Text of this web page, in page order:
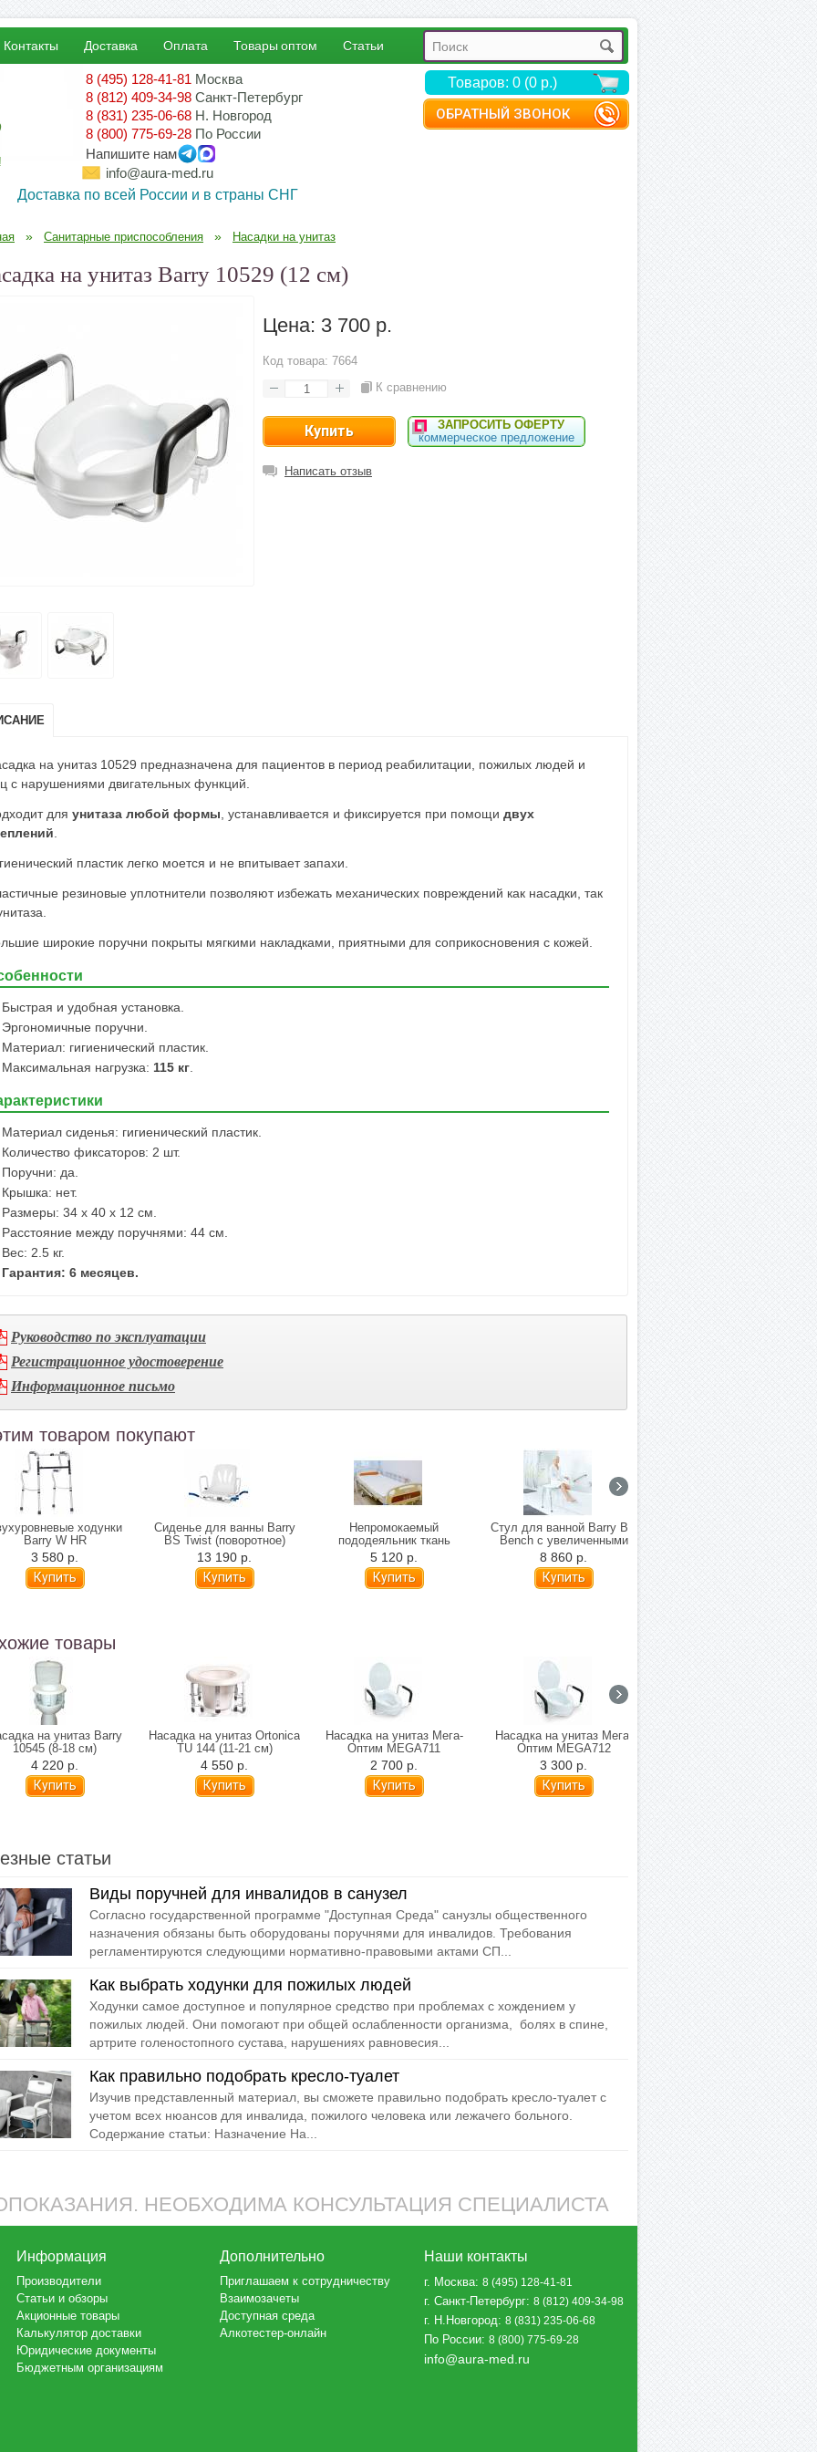
ОБРАТНЫЙ ЗВОНОК
Контакты Доставка Оплата Товары оптом Статьи
8 (495) 128-41-81 Москва
8 (812) 409-34-98 Санкт-Петербург
8 (831) 235-06-68 Н. Новгород
8 (800) 775-69-28 По России
Напишите нам
info@aura-med.ru
Доставка по всей России и в страны СНГ
Товаров: 0 (0 р.)
» Санитарные приспособления » Насадки на унитаз
на унитаз Barry 10529 (12 см)
Цена: 3 700 р.
Код товара: 7664
К сравнению
ЗАПРОСИТЬ ОФЕРТУ
коммерческое предложение
Написать отзыв
на унитаз 10529 предназначена для пациентов в период реабилитации, пожилых людей и
с нарушениями двигательных функций.
для унитаза любой формы , устанавливается и фиксируется при помощи двух
пластик легко моется и не впитывает запахи.
резиновые уплотнители позволяют избежать механических повреждений как насадки, так
широкие поручни покрыты мягкими накладками, приятными для соприкосновения с кожей.
Быстрая и удобная установка.
Эргономичные поручни.
Материал: гигиенический пластик.
Максимальная нагрузка: 115 кг
Материал сиденья: гигиенический пластик.
Количество фиксаторов: 2 шт.
Поручни: да.
Крышка: нет.
Размеры: 34 х 40 х 12 см.
Расстояние между поручнями: 44 см.
Вес: 2.5 кг.
Гарантия: 6 месяцев.
Руководство по эксплуатации
Регистрационное удостоверение
Информационное письмо
товаром покупают
ходунки
Barry W HR
3 580 р.
Сиденье для ванны Barry
BS Twist (поворотное)
13 190 р.
Непромокаемый
пододеяльник ткань
Dahlia/Bielastic
(клеенчатая верхняя
часть) NPB018R
5 120 р.
Стул для ванной Barry BS
Bench с увеличенными
ножками
8 860 р.
товары
на унитаз Barry
10545 (8-18 см)
4 220 р.
Насадка на унитаз Ortonica
TU 144 (11-21 см)
4 550 р.
Насадка на унитаз Мега-
Оптим MEGA711
2 700 р.
Насадка на унитаз Мега-
Оптим MEGA712
3 300 р.
статьи
Виды поручней для инвалидов в санузел
Согласно государственной программе "Доступная Среда" санузлы общественного
назначения обязаны быть оборудованы поручнями для инвалидов. Требования
регламентируются следующими нормативно-правовыми актами СП...
Как выбрать ходунки для пожилых людей
Ходунки самое доступное и популярное средство при проблемах с хождением у
пожилых людей. Они помогают при общей ослабленности организма, болях в спине,
артрите голеностопного сустава, нарушениях равновесия...
Как правильно подобрать кресло-туалет
Изучив представленный материал, вы сможете правильно подобрать кресло-туалет с
учетом всех нюансов для инвалида, пожилого человека или лежачего больного.
Содержание статьи: Назначение На...
НЕОБХОДИМА КОНСУЛЬТАЦИЯ СПЕЦИАЛИСТА
Информация
Производители
Статьи и обзоры
Акционные товары
Калькулятор доставки
Юридические документы
Бюджетным организациям
Дополнительно
Приглашаем к сотрудничеству
Взаимозачеты
Доступная среда
Алкотестер-онлайн
Наши контакты
г. Москва:8 (495) 128-41-81
г. Санкт-Петербург:8 (812) 409-34-98
г. Н.Новгород:8 (831) 235-06-68
По России:8 (800) 775-69-28
info@aura-med.ru